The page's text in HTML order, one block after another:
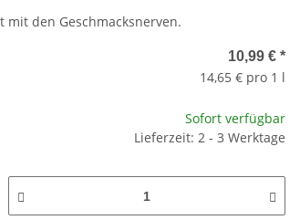
den Geschmacksnerven.
10,99 € *
14,65 € pro 1 l
Sofort verfügbar
Lieferzeit: 2 - 3 Werktage